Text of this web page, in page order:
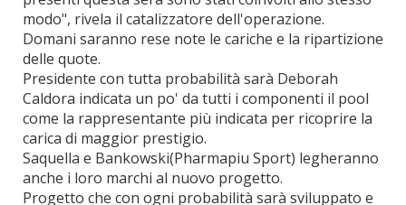
modo", rivela il catalizzatore dell'operazione.
Domani saranno rese note le cariche e la ripartizione
delle quote.
Presidente con tutta probabilità sarà Deborah
Caldora indicata un po' da tutti i componenti il pool
come la rappresentante più indicata per ricoprire la
carica di maggior prestigio.
Saquella e Bankowski(Pharmapiu Sport) legheranno
anche i loro marchi al nuovo progetto.
Progetto che con ogni probabilità sarà sviluppato e